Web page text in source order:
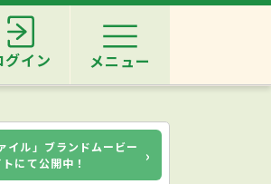
グイン メニュー
イル」ブランドムービー
にて公開中！
›